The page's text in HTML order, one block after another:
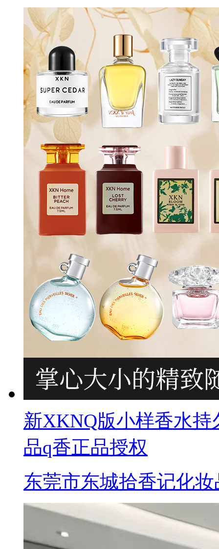
新XKNQ版小样香水
品q香正品授权
东莞市东城拾香记化